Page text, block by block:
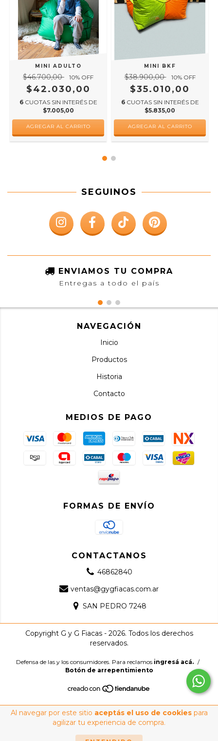
Al navegar por este sitio aceptás el uso de cookiespara
agilizar tu experiencia de compra.
MINI ADULTO
$46.700,00 10% OFF
$42.030,00
6 CUOTAS SIN INTERÉS DE
$7.005,00
AGREGAR AL CARRITO
MINI BKF
$38.900,00 10% OFF
$35.010,00
6 CUOTAS SIN INTERÉS DE
$5.835,00
AGREGAR AL CARRITO
SEGUINOS
ENVIAMOS TU COMPRA
Entregas a todo el país
NAVEGACIÓN
Inicio
Productos
Historia
Contacto
MEDIOS DE PAGO
FORMAS DE ENVÍO
CONTACTANOS
46862840
ventas@gygfiacas.com.ar
SAN PEDRO 7248
Copyright G y G Fiacas - 2026. Todos los derechos
reservados.
Defensa de las y los consumidores. Para reclamos ingresá acá. /
Botón de arrepentimiento